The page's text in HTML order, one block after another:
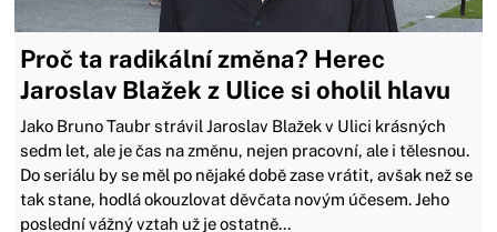
Proč ta radikální změna? Herec
Jaroslav Blažek z Ulice si oholil hlavu
Jako Bruno Taubr strávil Jaroslav Blažek v Ulici krásných
sedm let, ale je čas na změnu, nejen pracovní, ale i tělesnou.
Do seriálu by se měl po nějaké době zase vrátit, avšak než se
tak stane, hodlá okouzlovat děvčata novým účesem. Jeho
poslední vážný vztah už je ostatně...